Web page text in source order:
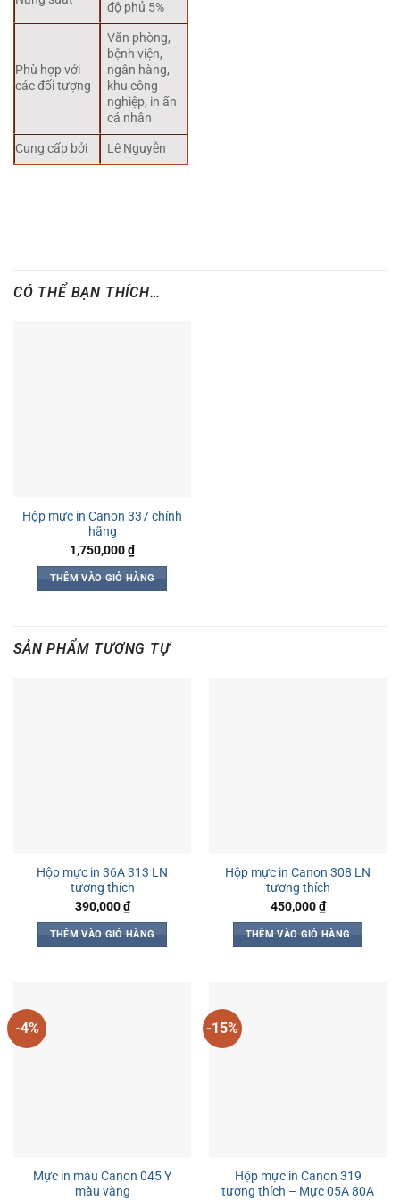
độ phủ 5%
Phù hợp với
các đối tượng
Văn phòng,
bệnh viện,
ngân hàng,
khu công
nghiệp, in ấn
cá nhân
Cung cấp bởi
Lê Nguyễn
CÓ THỂ BẠN THÍCH…
Hộp mực in Canon 337 chính
hãng
1,750,000₫
THÊM VÀO GIỎ HÀNG
SẢN PHẨM TƯƠNG TỰ
Hộp mực in 36A 313 LN
tương thích
390,000₫
THÊM VÀO GIỎ HÀNG
Hộp mực in Canon 308 LN
tương thích
450,000₫
THÊM VÀO GIỎ HÀNG
-4%
Mực in màu Canon 045 Y
màu vàng
-15%
Hộp mực in Canon 319
tương thích – Mực 05A 80A